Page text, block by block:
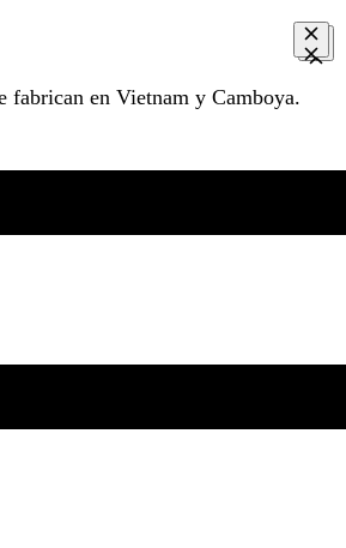
fabrican en Vietnam y Camboya.